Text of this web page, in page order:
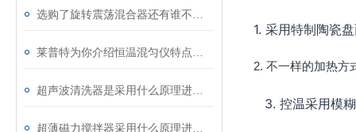
1. 采用特制陶瓷
2. 不一样的加热方
3. 控温采用模糊